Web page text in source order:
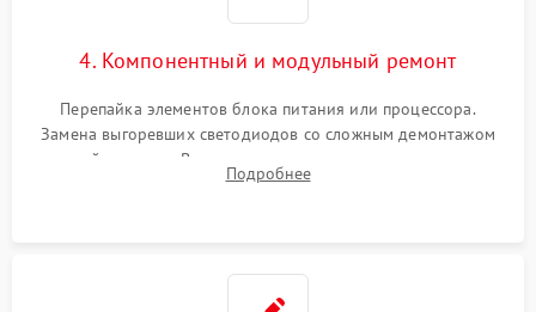
4. Компонентный и модульный ремонт
Перепайка элементов блока питания или процессора.
Замена выгоревших светодиодов со сложным демонтажом
хрупкой матрицы. Восстановление поврежденных дорожек,
прошивка микросхем памяти EEPROM
Подробнее